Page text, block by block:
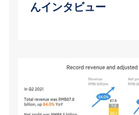
んインタビュー